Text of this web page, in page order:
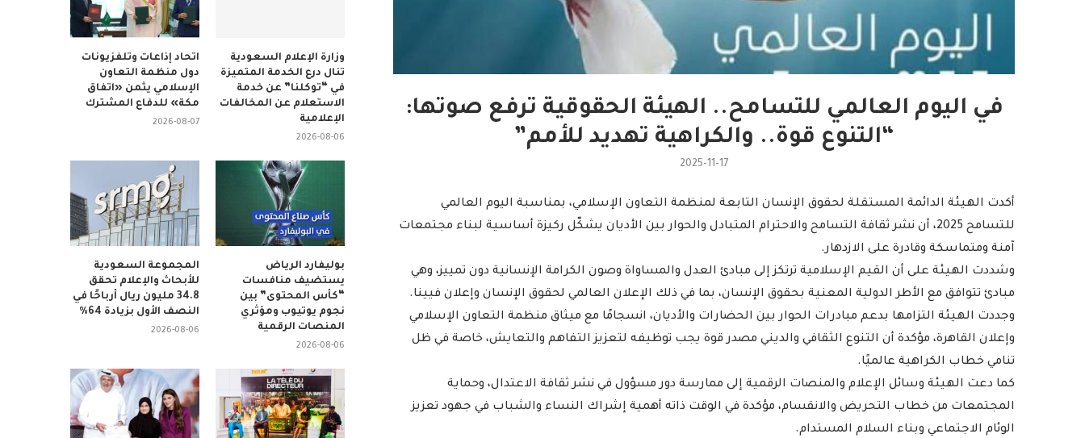
في اليوم العالمي للتسامح.. الهيئة الحقوقية ترفع صوتها:
“التنوع قوة.. والكراهية تهديد للأمم”
2025-11-17
أكدت الهيئة الدائمة المستقلة لحقوق الإنسان التابعة لمنظمة التعاون الإسلامي، بمناسبة اليوم العالمي
للتسامح 2025، أن نشر ثقافة التسامح والاحترام المتبادل والحوار بين الأديان يشكّل ركيزة أساسية لبناء مجتمعات
آمنة ومتماسكة وقادرة على الازدهار.
وشددت الهيئة على أن القيم الإسلامية ترتكز إلى مبادئ العدل والمساواة وصون الكرامة الإنسانية دون تمييز، وهي
مبادئ تتوافق مع الأطر الدولية المعنية بحقوق الإنسان، بما في ذلك الإعلان العالمي لحقوق الإنسان وإعلان فيينا.
وجددت الهيئة التزامها بدعم مبادرات الحوار بين الحضارات والأديان، انسجامًا مع ميثاق منظمة التعاون الإسلامي
وإعلان القاهرة، مؤكدة أن التنوع الثقافي والديني مصدر قوة يجب توظيفه لتعزيز التفاهم والتعايش، خاصة في ظل
تنامي خطاب الكراهية عالميًا.
كما دعت الهيئة وسائل الإعلام والمنصات الرقمية إلى ممارسة دور مسؤول في نشر ثقافة الاعتدال، وحماية
المجتمعات من خطاب التحريض والانقسام، مؤكدة في الوقت ذاته أهمية إشراك النساء والشباب في جهود تعزيز
الوئام الاجتماعي وبناء السلام المستدام.
اتحاد إذاعات وتلفزيونات
دول منظمة التعاون
الإسلامي يثمن «اتفاق
مكة» للدفاع المشترك
2026-08-07
وزارة الإعلام السعودية
تنال درع الخدمة المتميزة
في “توكلنا” عن خدمة
الاستعلام عن المخالفات
الإعلامية
2026-08-06
المجموعة السعودية
للأبحاث والإعلام تحقق
34.8 مليون ريال أرباحًا في
النصف الأول بزيادة 64%
2026-08-06
بوليفارد الرياض
يستضيف منافسات
“كأس المحتوى” بين
نجوم يوتيوب ومؤثري
المنصات الرقمية
2026-08-06